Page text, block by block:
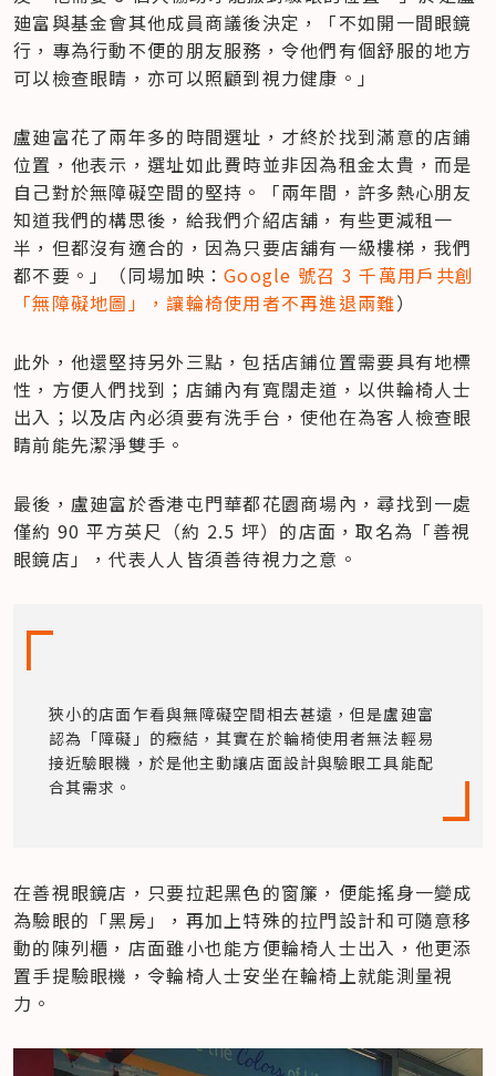
廸富與基金會其他成員商議後決定，「不如開一間眼鏡
行，專為行動不便的朋友服務，令他們有個舒服的地方
可以檢查眼睛，亦可以照顧到視力健康。」
盧廸富花了兩年多的時間選址，才終於找到滿意的店鋪
位置，他表示，選址如此費時並非因為租金太貴，而是
自己對於無障礙空間的堅持。「兩年間，許多熱心朋友
知道我們的構思後，給我們介紹店舖，有些更減租一
半，但都沒有適合的，因為只要店舖有一級樓梯，我們
都不要。」（同場加映：Google 號召 3 千萬用戶共創
「無障礙地圖」，讓輪椅使用者不再進退兩難）
此外，他還堅持另外三點，包括店鋪位置需要具有地標
性，方便人們找到；店鋪內有寬闊走道，以供輪椅人士
出入；以及店內必須要有洗手台，使他在為客人檢查眼
睛前能先潔淨雙手。
最後，盧廸富於香港屯門華都花園商場內，尋找到一處
僅約 90 平方英尺（約 2.5 坪）的店面，取名為「善視
眼鏡店」，代表人人皆須善待視力之意。
狹小的店面乍看與無障礙空間相去甚遠，但是盧廸富
認為「障礙」的癥結，其實在於輪椅使用者無法輕易
接近驗眼機，於是他主動讓店面設計與驗眼工具能配
合其需求。
在善視眼鏡店，只要拉起黑色的窗簾，便能搖身一變成
為驗眼的「黑房」，再加上特殊的拉門設計和可隨意移
動的陳列櫃，店面雖小也能方便輪椅人士出入，他更添
置手提驗眼機，令輪椅人士安坐在輪椅上就能測量視
力。